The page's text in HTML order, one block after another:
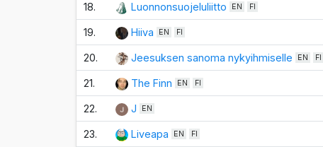
18. Luonnonsuojeluliitto EN FI
19. Hiiva EN FI
20. Jeesuksen sanoma nykyihmiselle EN FI
21. The Finn EN FI
22. J EN
23. Liveapa EN FI